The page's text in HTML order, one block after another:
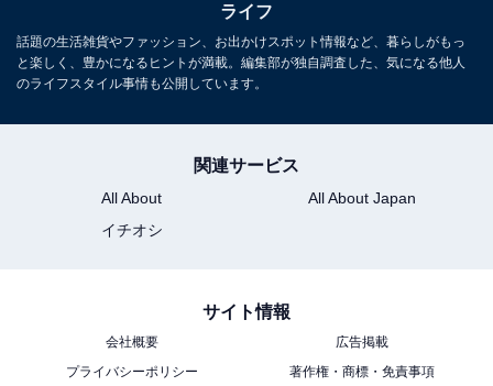
性、年収300万円。両親との実家暮らしは「親
への恩返し」
ライフ
話題の生活雑貨やファッション、お出かけスポット情報など、暮らしがもっ
と楽しく、豊かになるヒントが満載。編集部が独自調査した、気になる他人
のライフスタイル事情も公開しています。
関連サービス
All About
All About Japan
イチオシ
サイト情報
会社概要
広告掲載
プライバシーポリシー
著作権・商標・免責事項